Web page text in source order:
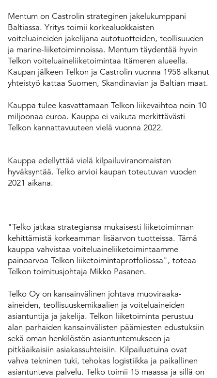
Mentum on Castrolin strateginen jakelukumppani
Baltiassa. Yritys toimii korkealuokkaisten
voiteluaineiden jakelijana autotuotteiden, teollisuuden
ja marine-liiketoiminnoissa. Mentum täydentää hyvin
Telkon voiteluaineliiketoimintaa Itämeren alueella.
Kaupan jälkeen Telkon ja Castrolin vuonna 1958 alkanut
yhteistyö kattaa Suomen, Skandinavian ja Baltian maat.
Kauppa tulee kasvattamaan Telkon liikevaihtoa noin 10
miljoonaa euroa. Kauppa ei vaikuta merkittävästi
Telkon kannattavuuteen vielä vuonna 2022.
Kauppa edellyttää vielä kilpailuviranomaisten
hyväksyntää. Telko arvioi kaupan toteutuvan vuoden
2021 aikana.
"Telko jatkaa strategiansa mukaisesti liiketoiminnan
kehittämistä korkeamman lisäarvon tuotteissa. Tämä
kauppa vahvistaa voiteluaineliiketoimintaamme
painoarvoa Telkon liiketoimintaprotfoliossa", toteaa
Telkon toimitusjohtaja Mikko Pasanen.
Telko Oy on kansainvälinen johtava muoviraaka-
aineiden, teollisuuskemikaalien ja voiteluaineiden
asiantuntija ja jakelija. Telkon liiketoiminta perustuu
alan parhaiden kansainvälisten päämiesten edustuksiin
sekä oman henkilöstön asiantuntemukseen ja
pitkäaikaisiin asiakassuhteisiin. Kilpailuetuina ovat
vahva tekninen tuki, tehokas logistiikka ja paikallinen
asiantunteva palvelu. Telko toimii 15 maassa ja sillä on